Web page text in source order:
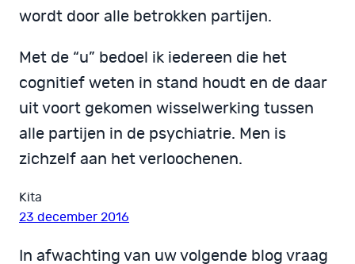
wordt door alle betrokken partijen.
Met de “u” bedoel ik iedereen die het
cognitief weten in stand houdt en de daar
uit voort gekomen wisselwerking tussen
alle partijen in de psychiatrie. Men is
zichzelf aan het verloochenen.
Kita
23 december 2016
In afwachting van uw volgende blog vraag